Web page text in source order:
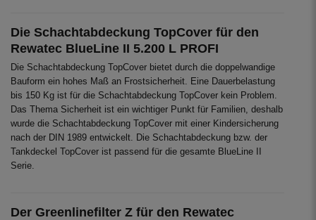
Die Schachtabdeckung TopCover für den
Rewatec BlueLine II 5.200 L PROFI
Die Schachtabdeckung TopCover bietet durch die doppelwandige
Bauform ein hohes Maß an Frostsicherheit. Eine Dauerbelastung
bis 150 Kg ist für die Schachtabdeckung TopCover kein Problem.
Das Thema Sicherheit ist ein wichtiger Punkt für Familien, deshalb
wurde die Schachtabdeckung TopCover mit einer Kindersicherung
nach der DIN 1989 entwickelt. Die Schachtabdeckung bzw. der
Tankdeckel TopCover ist passend für die gesamte BlueLine II
Serie.
Der Greenlinefilter Z für den Rewatec